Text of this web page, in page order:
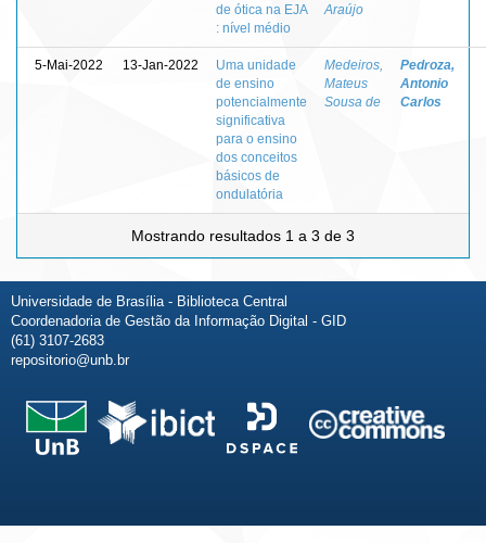
de ótica na EJA
: nível médio
Araújo
5-Mai-2022 13-Jan-2022
Uma unidade
de ensino
potencialmente
significativa
para o ensino
dos conceitos
básicos de
ondulatória
Medeiros,
Mateus
Sousa de
Pedroza,
Antonio
Carlos
Mostrando resultados 1 a 3 de 3
Universidade de Brasília - Biblioteca Central
Coordenadoria de Gestão da Informação Digital - GID
(61) 3107-2683
repositorio@unb.br